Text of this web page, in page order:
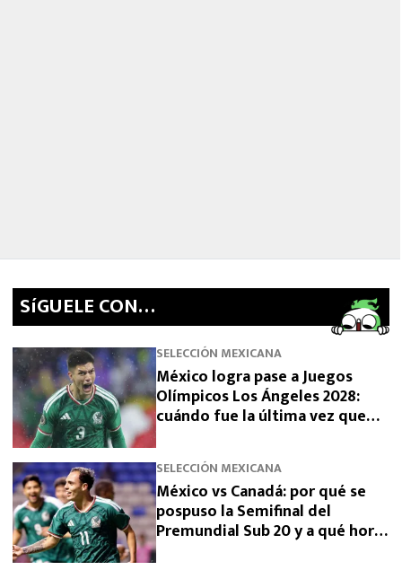
SíGUELE CON…
SELECCIÓN MEXICANA
México logra pase a Juegos
Olímpicos Los Ángeles 2028:
cuándo fue la última vez que
SELECCIÓN MEXICANA
México vs Canadá: por qué se
pospuso la Semifinal del
Premundial Sub 20 y a qué hora